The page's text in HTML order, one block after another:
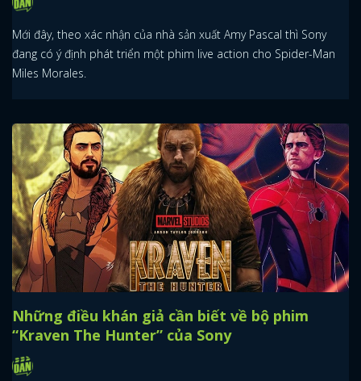
Mang họ mẹ chứ không mang họ bố, xuất thân từ vũ trụ
1610,...đây chính là những sự thật thú vị xoay quanh Spider-Man
Miles Morales.
Live action cho Spider-Man Miles Morales, tại
sao không?